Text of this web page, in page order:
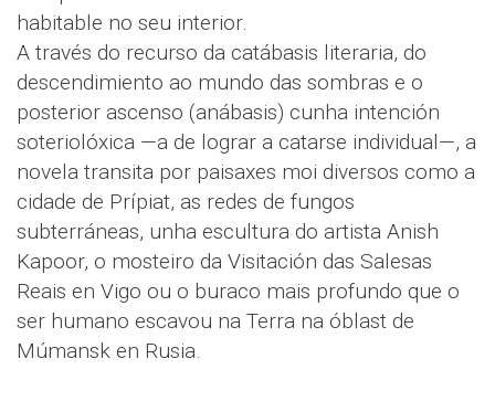
habitable no seu interior.
A través do recurso da catábasis literaria, do
descendimiento ao mundo das sombras e o
posterior ascenso (anábasis) cunha intención
soteriolóxica —a de lograr a catarse individual—, a
novela transita por paisaxes moi diversos como a
cidade de Prípiat, as redes de fungos
subterráneas, unha escultura do artista Anish
Kapoor, o mosteiro da Visitación das Salesas
Reais en Vigo ou o buraco mais profundo que o
ser humano escavou na Terra na óblast de
Múmansk en Rusia.